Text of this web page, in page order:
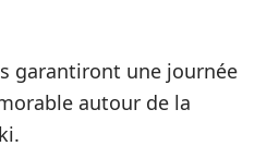
garantiront une journée
autour de la